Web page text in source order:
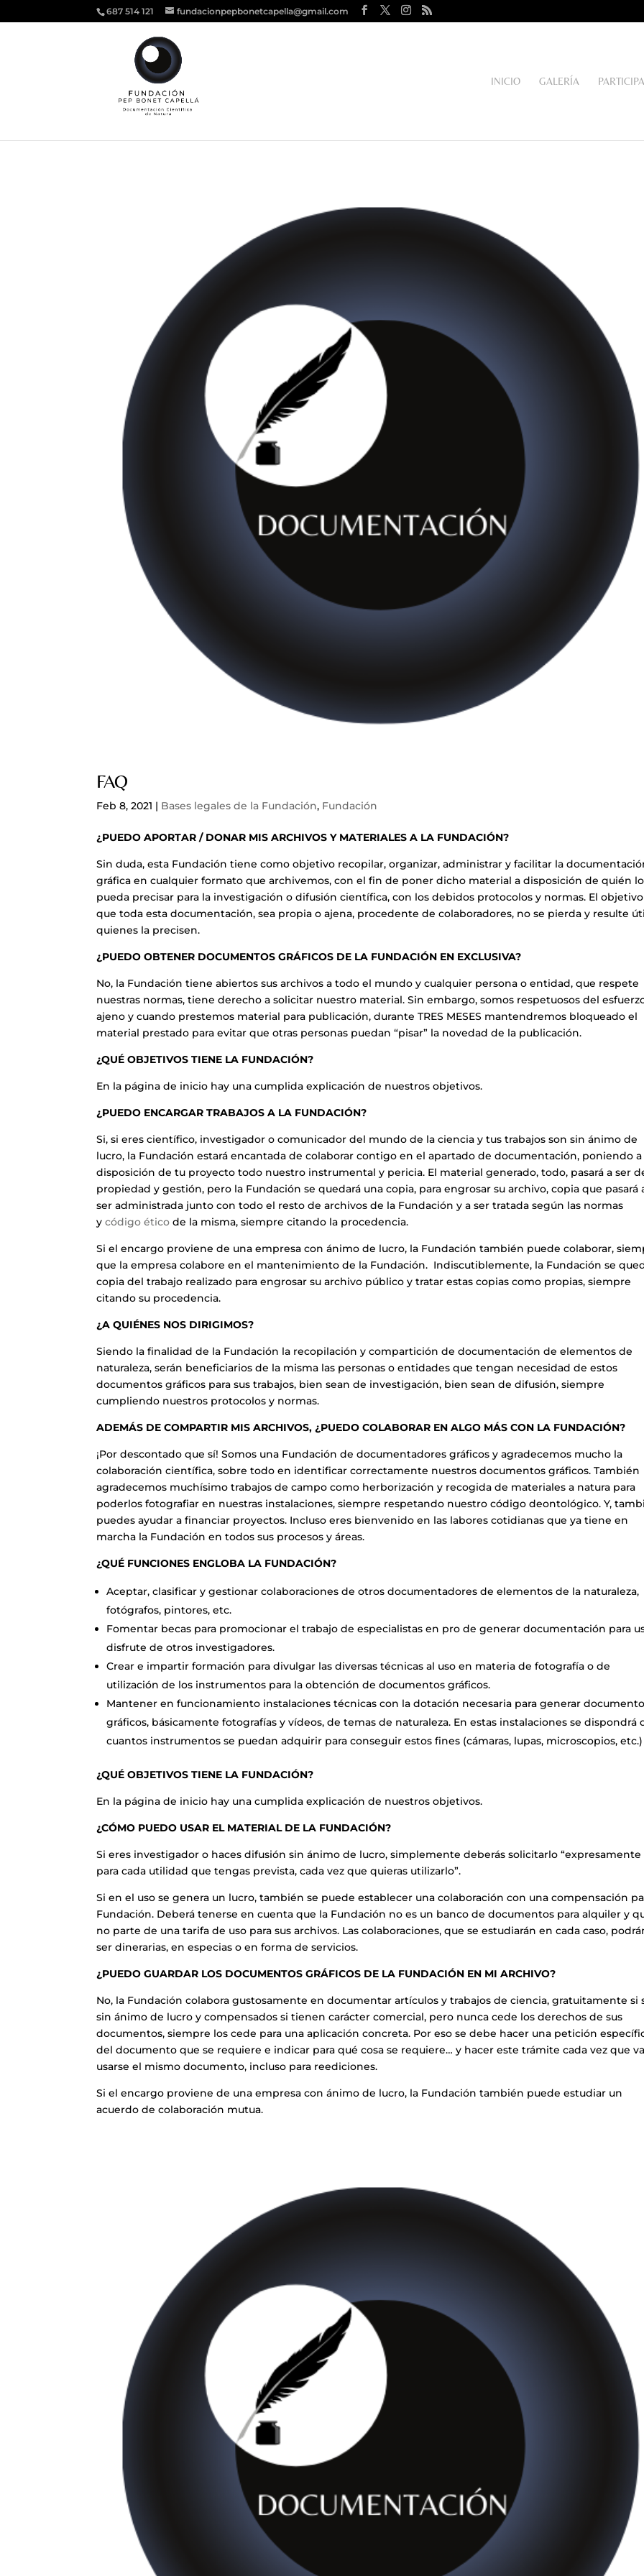
687 514 121 fundacionpepbonetcapella@gmail.com
INICIO GALERÍA
FAQ
Feb 8, 2021 | Bases legales de la Fundación, Fundación
¿PUEDO APORTAR / DONAR MIS ARCHIVOS Y MATERIALES A LA FUNDACIÓN?
Sin duda, esta Fundación tiene como objetivo recopilar, organizar, administrar y facilitar la
gráfica en cualquier formato que archivemos, con el fin de poner dicho material a disposición de quién lo
pueda precisar para la investigación o difusión científica, con los debidos protocolos y normas. El
que toda esta documentación, sea propia o ajena, procedente de colaboradores, no se pierda y resulte
quienes la precisen.
¿PUEDO OBTENER DOCUMENTOS GRÁFICOS DE LA FUNDACIÓN EN EXCLUSIVA?
No, la Fundación tiene abiertos sus archivos a todo el mundo y cualquier persona o entidad, que respete
nuestras normas, tiene derecho a solicitar nuestro material. Sin embargo, somos respetuosos del
ajeno y cuando prestemos material para publicación, durante TRES MESES mantendremos bloqueado el
material prestado para evitar que otras personas puedan “pisar” la novedad de la publicación.
¿QUÉ OBJETIVOS TIENE LA FUNDACIÓN?
En la página de inicio hay una cumplida explicación de nuestros objetivos.
¿PUEDO ENCARGAR TRABAJOS A LA FUNDACIÓN?
Si, si eres científico, investigador o comunicador del mundo de la ciencia y tus trabajos son sin ánimo de
lucro, la Fundación estará encantada de colaborar contigo en el apartado de documentación, poniendo a
disposición de tu proyecto todo nuestro instrumental y pericia. El material generado, todo, pasará a ser
propiedad y gestión, pero la Fundación se quedará una copia, para engrosar su archivo, copia que pasará
ser administrada junto con todo el resto de archivos de la Fundación y a ser tratada según las normas
ycódigo ético de la misma, siempre citando la procedencia.
Si el encargo proviene de una empresa con ánimo de lucro, la Fundación también puede colaborar,
que la empresa colabore en el mantenimiento de la Fundación. Indiscutiblemente, la Fundación se
copia del trabajo realizado para engrosar su archivo público y tratar estas copias como propias, siempre
citando su procedencia.
¿A QUIÉNES NOS DIRIGIMOS?
Siendo la finalidad de la Fundación la recopilación y compartición de documentación de elementos de
naturaleza, serán beneficiarios de la misma las personas o entidades que tengan necesidad de estos
documentos gráficos para sus trabajos, bien sean de investigación, bien sean de difusión, siempre
cumpliendo nuestros protocolos y normas.
ADEMÁS DE COMPARTIR MIS ARCHIVOS, ¿PUEDO COLABORAR EN ALGO MÁS CON LA FUNDACIÓN?
¡Por descontado que sí! Somos una Fundación de documentadores gráficos y agradecemos mucho la
colaboración científica, sobre todo en identificar correctamente nuestros documentos gráficos. También
agradecemos muchísimo trabajos de campo como herborización y recogida de materiales a natura para
poderlos fotografiar en nuestras instalaciones, siempre respetando nuestro código deontológico. Y,
puedes ayudar a financiar proyectos. Incluso eres bienvenido en las labores cotidianas que ya tiene en
marcha la Fundación en todos sus procesos y áreas.
¿QUÉ FUNCIONES ENGLOBA LA FUNDACIÓN?
Aceptar, clasificar y gestionar colaboraciones de otros documentadores de elementos de la naturaleza,
fotógrafos, pintores, etc.
Fomentar becas para promocionar el trabajo de especialistas en pro de generar documentación para
disfrute de otros investigadores.
Crear e impartir formación para divulgar las diversas técnicas al uso en materia de fotografía o de
utilización de los instrumentos para la obtención de documentos gráficos.
Mantener en funcionamiento instalaciones técnicas con la dotación necesaria para generar
gráficos, básicamente fotografías y vídeos, de temas de naturaleza. En estas instalaciones se dispondrá
cuantos instrumentos se puedan adquirir para conseguir estos fines (cámaras, lupas, microscopios, etc.)
¿QUÉ OBJETIVOS TIENE LA FUNDACIÓN?
En la página de inicio hay una cumplida explicación de nuestros objetivos.
¿CÓMO PUEDO USAR EL MATERIAL DE LA FUNDACIÓN?
Si eres investigador o haces difusión sin ánimo de lucro, simplemente deberás solicitarlo “expresamente
para cada utilidad que tengas prevista, cada vez que quieras utilizarlo”.
Si en el uso se genera un lucro, también se puede establecer una colaboración con una compensación
Fundación. Deberá tenerse en cuenta que la Fundación no es un banco de documentos para alquiler y
no parte de una tarifa de uso para sus archivos. Las colaboraciones, que se estudiarán en cada caso,
ser dinerarias, en especias o en forma de servicios.
¿PUEDO GUARDAR LOS DOCUMENTOS GRÁFICOS DE LA FUNDACIÓN EN MI ARCHIVO?
No, la Fundación colabora gustosamente en documentar artículos y trabajos de ciencia, gratuitamente si
sin ánimo de lucro y compensados si tienen carácter comercial, pero nunca cede los derechos de sus
documentos, siempre los cede para una aplicación concreta. Por eso se debe hacer una petición
del documento que se requiere e indicar para qué cosa se requiere… y hacer este trámite cada vez que
usarse el mismo documento, incluso para reediciones.
Si el encargo proviene de una empresa con ánimo de lucro, la Fundación también puede estudiar un
acuerdo de colaboración mutua.